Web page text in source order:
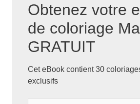
Obtenez votre
de coloriage
GRATUIT
Cet eBook contient 30
exclusifs